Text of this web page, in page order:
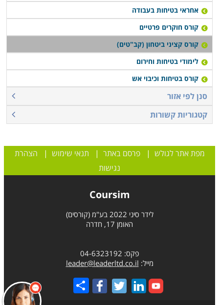
אחראי בטיחות בעבודה
קורס חוקרים פרטיים
קורס קציני ביטחון (קב"טים)
לימודי בטיחות וחירום
קורס בטיחות וכיבוי אש
סנן לפי אזור
קטגוריות קשורות
מפת אתר לגולש |פרסם באתר | תנאי שימוש | הצהרת
נגישות
Coursim
לידר סיני 2022 בע"מ (קורסים)
האומן 17, חדרה
פקס: 04-6323192
מייל: leader@leaderltd.co.il
Share